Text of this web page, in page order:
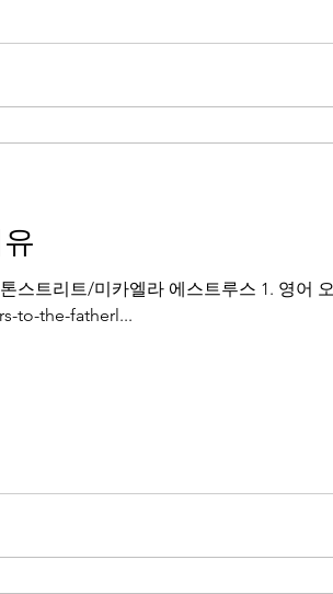
스트리트/미카엘라 에스트루스 1. 영어
to-the-fatherl...